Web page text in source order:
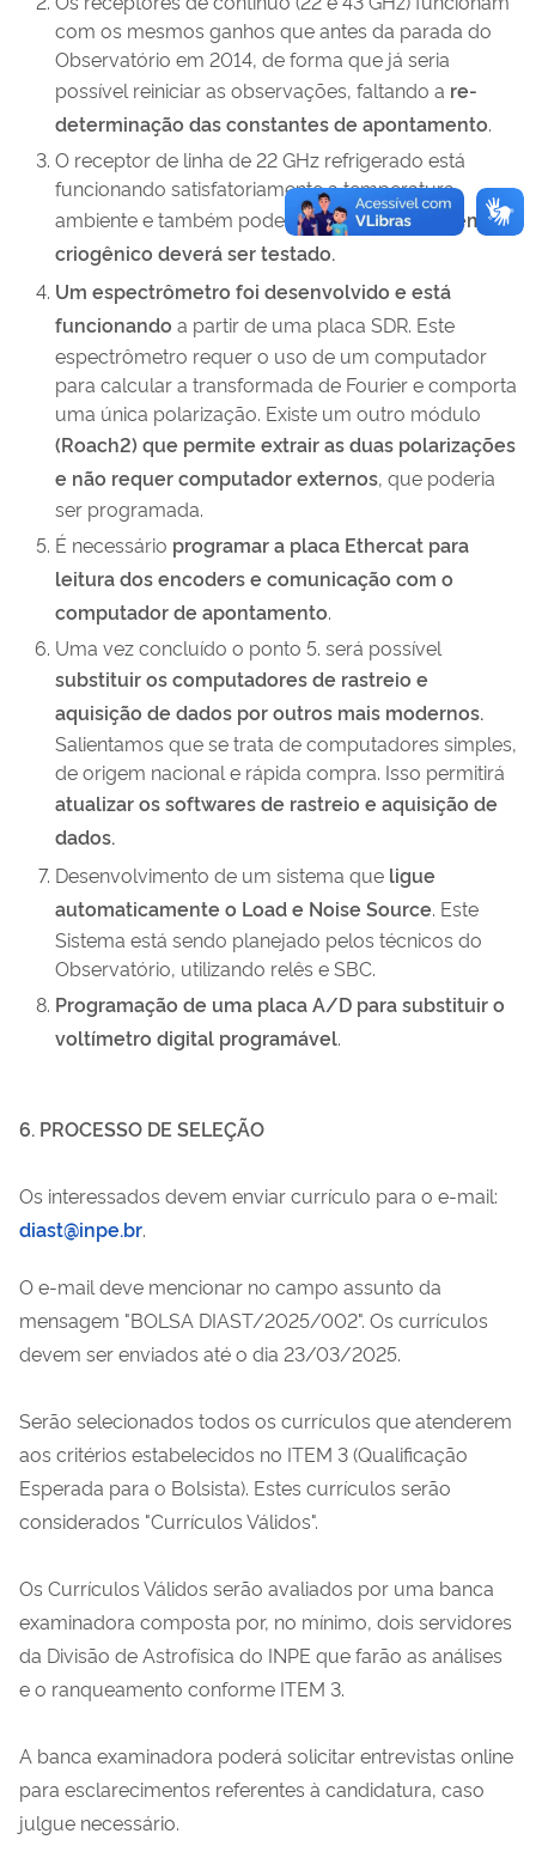
com os mesmos ganhos que antes da parada do
Observatório em 2014, de forma que já seria
possível reiniciar as observações, faltando a re-
determinação das constantes de apontamento.
O receptor de linha de 22 GHz refrigerado está
funcionando satisfatoriamente a temperatura
ambiente e também pode ser utilizado.O sistema
criogênico deverá ser testado.
Um espectrômetro foi desenvolvido e está
funcionando a partir de uma placa SDR. Este
espectrômetro requer o uso de um computador
para calcular a transformada de Fourier e comporta
uma única polarização. Existe um outro módulo
(Roach2) que permite extrair as duas polarizações
e não requer computador externos, que poderia
ser programada.
É necessário programar a placa Ethercat para
leitura dos encoders e comunicação com o
computador de apontamento.
Uma vez concluído o ponto 5. será possível
substituir os computadores de rastreio e
aquisição de dados por outros mais modernos.
Salientamos que se trata de computadores simples,
de origem nacional e rápida compra. Isso permitirá
atualizar os softwares de rastreio e aquisição de
dados.
Desenvolvimento de um sistema que ligue
automaticamente o Load e Noise Source. Este
Sistema está sendo planejado pelos técnicos do
Observatório, utilizando relês e SBC.
Programação de uma placa A/D para substituir o
voltímetro digital programável.
6. PROCESSO DE SELEÇÃO
Os interessados devem enviarcurrículo para o e-mail:
diast@inpe.br.
O e-mail deve mencionar no campo assunto da
mensagem "BOLSA DIAST/2025/002". Os currículos
devem ser enviados até o dia 23/03/2025.
Serão selecionados todos os currículos que atenderem
aos critérios estabelecidos no ITEM 3 (Qualificação
Esperada para o Bolsista). Estes currículos serão
considerados "Currículos Válidos".
Os Currículos Válidos serão avaliados por uma banca
examinadora composta por, no mínimo, dois servidores
da Divisão de Astrofísica do INPE que farão as análises
e o ranqueamento conforme ITEM 3.
A banca examinadora poderá solicitar entrevistas online
para esclarecimentos referentes à candidatura, caso
julgue necessário.